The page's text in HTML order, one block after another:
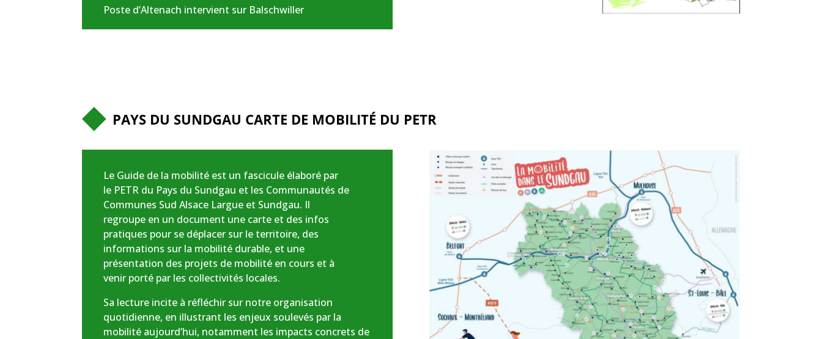
Poste d’Altenach intervient sur Balschwiller
PAYS DU SUNDGAU CARTE DE MOBILITÉ DU PETR
Le Guide de la mobilité est un fascicule élaboré par
le PETR du Pays du Sundgau et les Communautés de
Communes Sud Alsace Largue et Sundgau. Il
regroupe en un document une carte et des infos
pratiques pour se déplacer sur le territoire, des
informations sur la mobilité durable, et une
présentation des projets de mobilité en cours et à
venir porté par les collectivités locales.
Sa lecture incite à réfléchir sur notre organisation
quotidienne, en illustrant les enjeux soulevés par la
mobilité aujourd’hui, notamment les impacts concrets de